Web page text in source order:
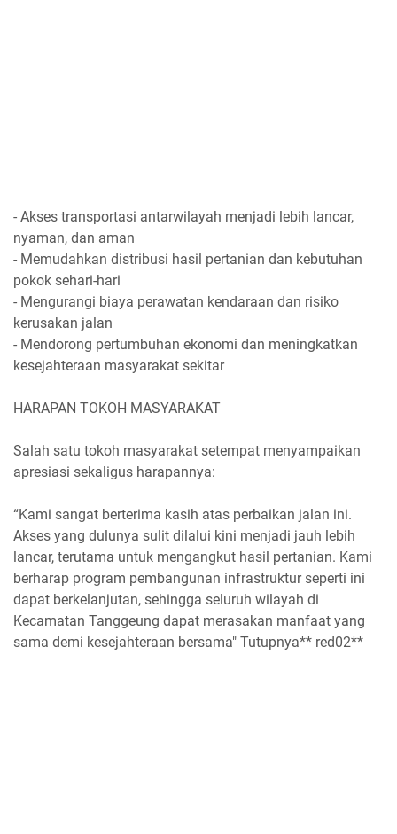
- Akses transportasi antarwilayah menjadi lebih lancar,
nyaman, dan aman
- Memudahkan distribusi hasil pertanian dan kebutuhan
pokok sehari-hari
- Mengurangi biaya perawatan kendaraan dan risiko
kerusakan jalan
- Mendorong pertumbuhan ekonomi dan meningkatkan
kesejahteraan masyarakat sekitar
HARAPAN TOKOH MASYARAKAT
Salah satu tokoh masyarakat setempat menyampaikan
apresiasi sekaligus harapannya:
“Kami sangat berterima kasih atas perbaikan jalan ini.
Akses yang dulunya sulit dilalui kini menjadi jauh lebih
lancar, terutama untuk mengangkut hasil pertanian. Kami
berharap program pembangunan infrastruktur seperti ini
dapat berkelanjutan, sehingga seluruh wilayah di
Kecamatan Tanggeung dapat merasakan manfaat yang
sama demi kesejahteraan bersama" Tutupnya** red02**